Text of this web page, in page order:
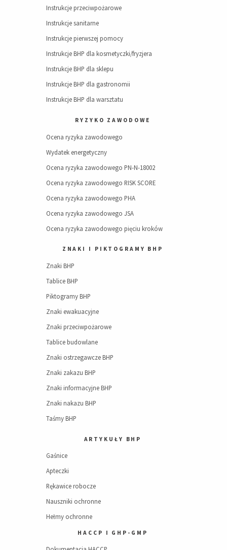
Instrukcje przeciwpożarowe
Instrukcje sanitarne
Instrukcje pierwszej pomocy
Instrukcje BHP dla kosmetyczki/fryzjera
Instrukcje BHP dla sklepu
Instrukcje BHP dla gastronomii
Instrukcje BHP dla warsztatu
RYZYKO ZAWODOWE
Ocena ryzyka zawodowego
Wydatek energetyczny
Ocena ryzyka zawodowego PN-N-18002
Ocena ryzyka zawodowego RISK SCORE
Ocena ryzyka zawodowego PHA
Ocena ryzyka zawodowego JSA
Ocena ryzyka zawodowego pięciu kroków
ZNAKI I PIKTOGRAMY BHP
Znaki BHP
Tablice BHP
Piktogramy BHP
Znaki ewakuacyjne
Znaki przeciwpożarowe
Tablice budowlane
Znaki ostrzegawcze BHP
Znaki zakazu BHP
Znaki informacyjne BHP
Znaki nakazu BHP
Taśmy BHP
ARTYKUŁY BHP
Gaśnice
Apteczki
Rękawice robocze
Nauszniki ochronne
Hełmy ochronne
HACCP I GHP-GMP